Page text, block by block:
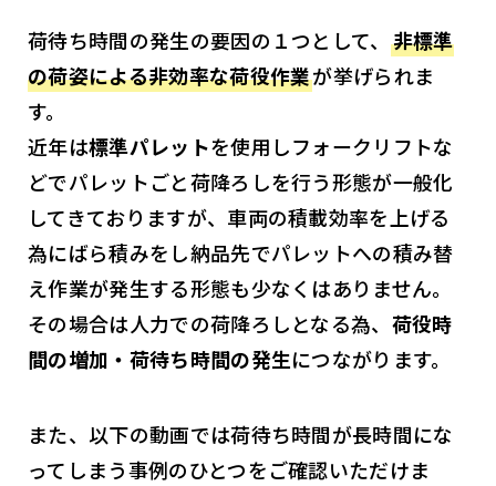
荷待ち時間の発生の要因の１つとして、 非標準
の荷姿による非効率な荷役作業が挙げられま
す。
近年は標準パレットを使用しフォークリフトな
どでパレットごと荷降ろしを行う形態が一般化
してきておりますが、車両の積載効率を上げる
為にばら積みをし納品先でパレットへの積み替
え作業が発生する形態も少なくはありません。
その場合は人力での荷降ろしとなる為、 荷役時
間の増加・荷待ち時間の発生につながります。
また、以下の動画では荷待ち時間が長時間にな
ってしまう事例のひとつをご確認いただけま